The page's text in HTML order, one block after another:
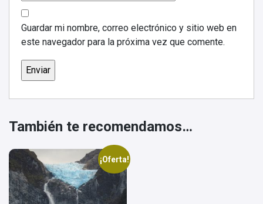
Guardar mi nombre, correo electrónico y sitio web en
este navegador para la próxima vez que comente.
También te recomendamos…
¡Oferta!